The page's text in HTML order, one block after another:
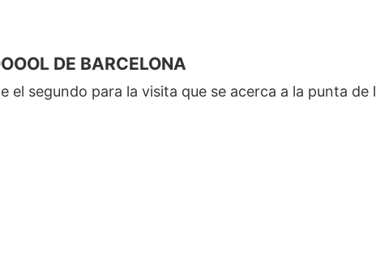
DE BARCELONA
el segundo para la visita que se acerca a la punta de